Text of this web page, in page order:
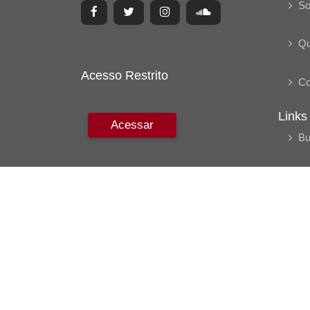
Acesso Restrito
Acessar